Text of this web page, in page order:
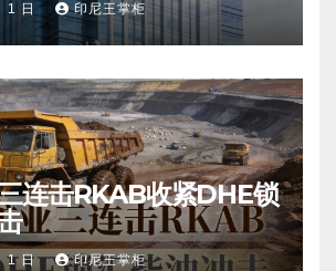
1 日 印尼王掌柜
连击RKAB收紧DHE锁
1 日 印尼王掌柜